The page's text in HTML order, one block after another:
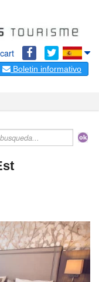
Boletin informativo